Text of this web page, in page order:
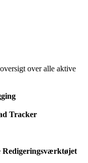
over alle aktive
Tracker
Redigeringsværktøjet